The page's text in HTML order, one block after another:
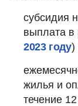
субсидия
выплата в
2023 году)
жилья и
течение